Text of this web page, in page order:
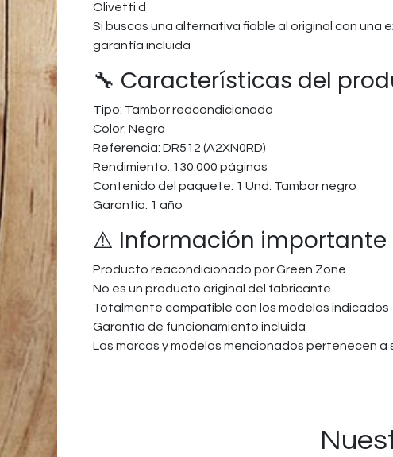
Olivetti d
Si buscas una alternativa fiable al original con
garantía incluida
🔧 Características del
Tipo: Tambor reacondicionado
Color: Negro
Referencia: DR512 (A2XN0RD)
Rendimiento: 130.000 páginas
Contenido del paquete: 1 Und. Tambor negro
Garantía: 1 año
⚠️ Información importante
Producto reacondicionado por Green Zone
No es un producto original del fabricante
Totalmente compatible con los modelos indicados
Garantía de funcionamiento incluida
Las marcas y modelos mencionados pertenecen